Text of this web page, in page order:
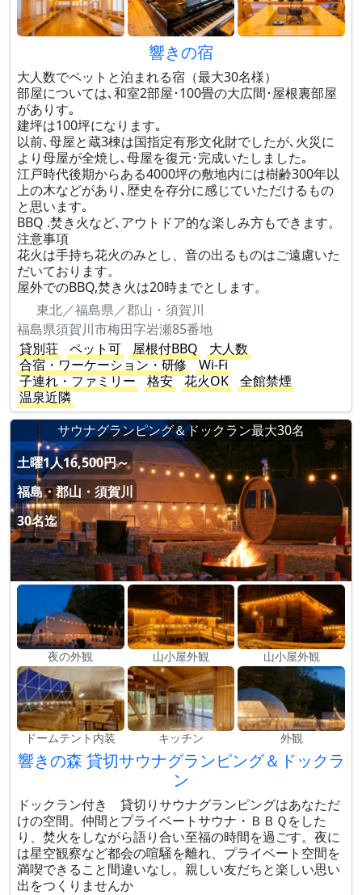
響きの宿
大人数でペットと泊まれる宿（最大30名様）
部屋については､和室2部屋･100畳の大広間･屋根裏部屋
がありす｡
建坪は100坪になります｡
以前､母屋と蔵3棟は国指定有形文化財でしたが､火災に
より母屋が全焼し､母屋を復元･完成いたしました｡
江戸時代後期からある4000坪の敷地内には樹齢300年以
上の木などがあり､歴史を存分に感じていただけるもの
と思います｡
BBQ .焚き火など､アウトドア的な楽しみ方もできます。
注意事項
花火は手持ち花火のみとし、音の出るものはご遠慮いた
だいております。
屋外でのBBQ,焚き火は20時までとします。
東北／福島県／郡山・須賀川
福島県須賀川市梅田字岩瀬85番地
貸別荘
ペット可 屋根付BBQ
大人数
合宿・ワーケーション・研修
Wi-Fi
子連れ・ファミリー
格安 花火OK
全館禁煙
温泉近隣
サウナグランピング＆ドックラン最大30名
土曜1人16,500円～
福島・郡山・須賀川
30名迄
夜の外観 山小屋外観 山小屋外観
ドームテント内装 キッチン 外観
響きの森 貸切サウナグランピング＆ドックラ
ン
ドックラン付き 貸切りサウナグランピングはあなただ
けの空間。仲間とプライベートサウナ・ＢＢＱをした
り、焚火をしながら語り合い至福の時間を過ごす。夜に
は星空観察など都会の喧騒を離れ、プライベート空間を
満喫できること間違いなし。親しい友だちと楽しい思い
出をつくりませんか